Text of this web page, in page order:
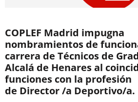
COPLEF Madrid impugna
nombramientos de
carrera de Técnicos de
Alcalá de Henares al
funciones con la profesión
de Director /a Deportivo/a.